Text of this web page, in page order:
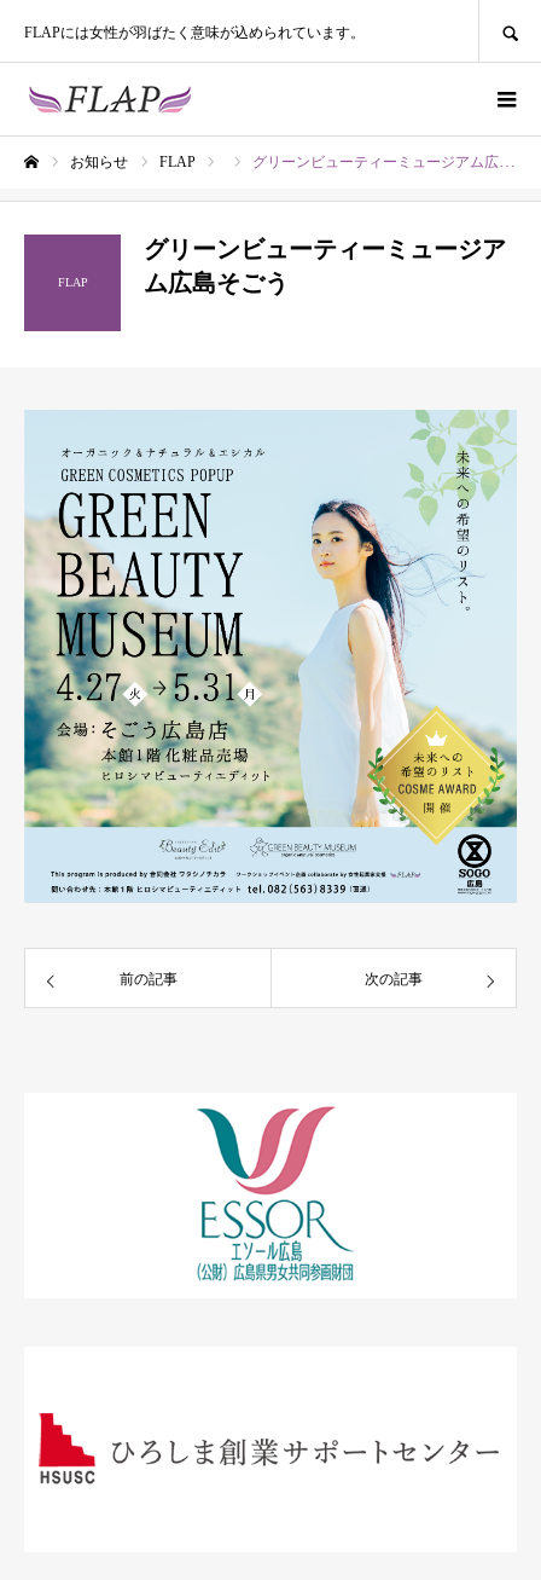
FLAPには女性が羽ばたく意味が込められています。
お知らせ FLAP グリーンビューティーミュージアム広島そごう
FLAP
グリーンビューティーミュージア
ム広島そごう
前の記事 次の記事